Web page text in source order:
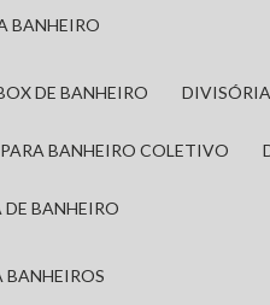
BANHEIRO
DE BANHEIRO
PARA BANHEIRO COLETIVO
DE BANHEIRO
BANHEIROS